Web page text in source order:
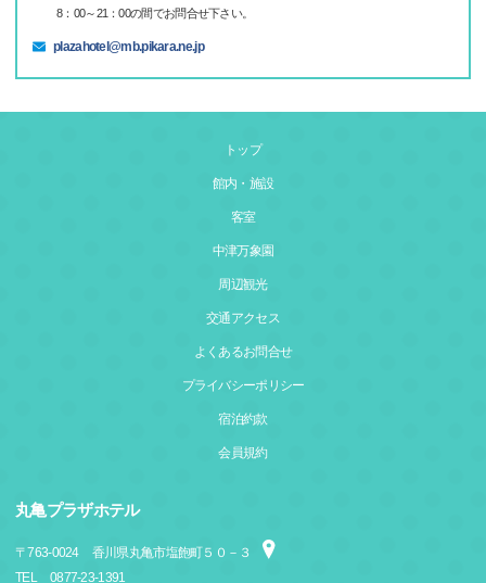
8：00～21：00の間でお問合せ下さい。
plazahotel@mb.pikara.ne.jp
トップ
館内・施設
客室
中津万象園
周辺観光
交通アクセス
よくあるお問合せ
プライバシーポリシー
宿泊約款
会員規約
丸亀プラザホテル
〒763-0024
香川県丸亀市塩飽町５０－３
TEL
0877-23-1391